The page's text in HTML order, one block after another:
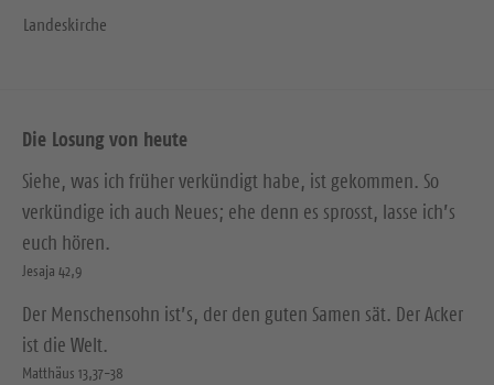
Landeskirche
Die Losung von heute
Siehe, was ich früher verkündigt habe, ist gekommen. So
verkündige ich auch Neues; ehe denn es sprosst, lasse ich’s
euch hören.
Jesaja 42,9
Der Menschensohn ist’s, der den guten Samen sät. Der Acker
ist die Welt.
Matthäus 13,37-38